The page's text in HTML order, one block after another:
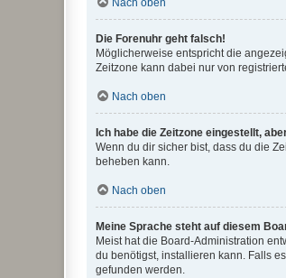
Nach oben
Die Forenuhr geht falsch!
Möglicherweise entspricht die
Zeitzone kann dabei nur von
Nach oben
Ich habe die Zeitzone eingestellt,
Wenn du dir sicher bist, dass du die
beheben kann.
Nach oben
Meine Sprache steht auf diesem
Meist hat die Board-Administration
du benötigst, installieren kann. Falls
gefunden werden.